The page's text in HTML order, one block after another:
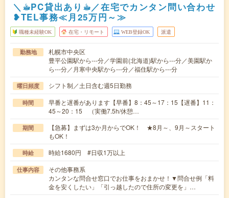
＼☕︎PC貸出あり☕︎／在宅でカンタン問い合わせ
❥TEL事務≪月25万円～≫
職種未経験OK 在宅・リモート WEB登録OK 派遣
勤務地
札幌市中央区
豊平公園駅から---分／学園前(北海道)駅から---分／美園駅か
ら---分／月寒中央駅から---分／福住駅から---分
曜日頻度 シフト制／土日含む週5日勤務
時間
早番と遅番があります【早番】8：45～17：15【遅番】11：
45～20：15 （実働7.5h/休憩…
期間
【急募】まずは3か月からでOK！ ★8月～、9月～スタート
もOK！
時給 時給1680円 #日収1万以上
仕事内容
その他事務系
カンタンな問合せ窓口でお仕事をおまかせ！▼問合せ例「料
金を安くしたい」「引っ越したので住所の変更を」…